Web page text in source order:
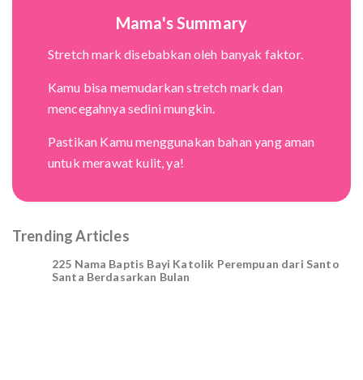
Mama's Summary
Stretch mark disebabkan oleh banyak faktor.
Kamu bisa memudarkan stretch mark dan
mencegahnya sedini mungkin.
Pastikan Kamu menggunakan bahan yang aman
untuk merawat kulit, ya!
Trending Articles
225 Nama Baptis Bayi Katolik Perempuan dari Santo
Santa Berdasarkan Bulan